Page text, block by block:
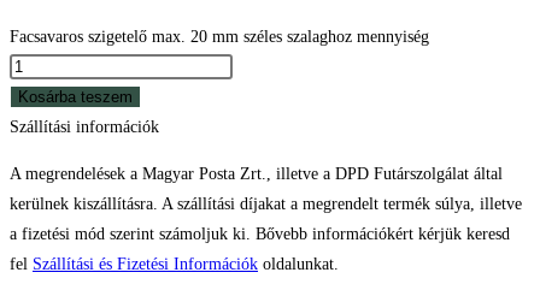
Facsavaros szigetelő max. 20 mm széles szalaghoz mennyiség
Kosárba teszem
Szállítási információk
A megrendelések a Magyar Posta Zrt., illetve a DPD Futárszolgálat által
kerülnek kiszállításra. A szállítási díjakat a megrendelt termék súlya, illetve
a fizetési mód szerint számoljuk ki. Bővebb információkért kérjük keresd
fel Szállítási és Fizetési Információk oldalunkat.